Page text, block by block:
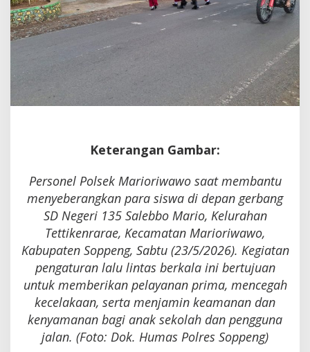
Keterangan Gambar:
Personel Polsek Marioriwawo saat membantu
menyeberangkan para siswa di depan gerbang
SD Negeri 135 Salebbo Mario, Kelurahan
Tettikenrarae, Kecamatan Marioriwawo,
Kabupaten Soppeng, Sabtu (23/5/2026). Kegiatan
pengaturan lalu lintas berkala ini bertujuan
untuk memberikan pelayanan prima, mencegah
kecelakaan, serta menjamin keamanan dan
kenyamanan bagi anak sekolah dan pengguna
jalan. (Foto: Dok. Humas Polres Soppeng)